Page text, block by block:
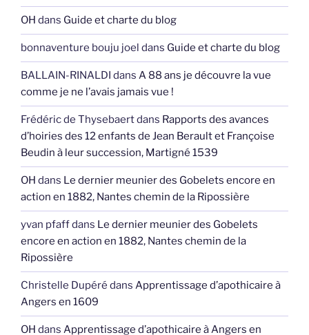
OH dans Guide et charte du blog
bonnaventure bouju joel dans Guide et charte du blog
BALLAIN-RINALDI dans A 88 ans je découvre la vue
comme je ne l’avais jamais vue !
Frédéric de Thysebaertdans Rapports des avances
d’hoiries des 12 enfants de Jean Berault et Françoise
Beudin à leur succession, Martigné 1539
OH dans Le dernier meunier des Gobelets encore en
action en 1882, Nantes chemin de la Ripossière
yvan pfaffdans Le dernier meunier des Gobelets
encore en action en 1882, Nantes chemin de la
Ripossière
Christelle Dupéré dans Apprentissage d’apothicaire à
Angers en 1609
OH dans Apprentissage d’apothicaire à Angers en